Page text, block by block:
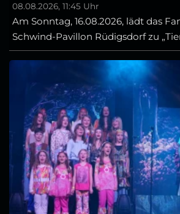
08.08.2026, 11:45 Uhr
Am Sonntag, 16.08.2026, lädt das
Schwind-Pavillon Rüdigsdorf zu